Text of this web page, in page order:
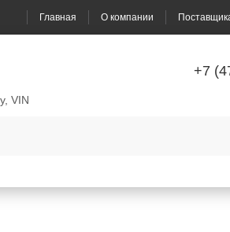
Главная О компании
+7
VIN